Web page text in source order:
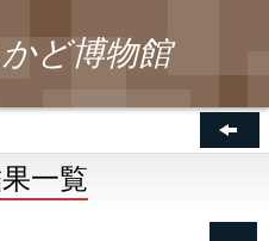
ど博物館
一覧